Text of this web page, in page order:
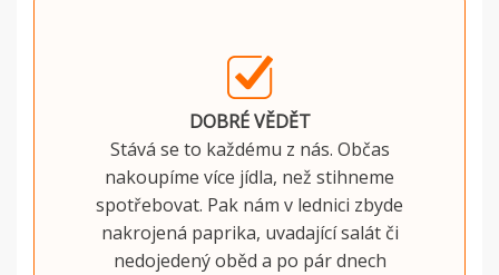
DOBRÉ VĚDĚT
Stává se to každému z nás. Občas
nakoupíme více jídla, než stihneme
spotřebovat. Pak nám v lednici zbyde
nakrojená paprika, uvadající salát či
nedojedený oběd a po pár dnech